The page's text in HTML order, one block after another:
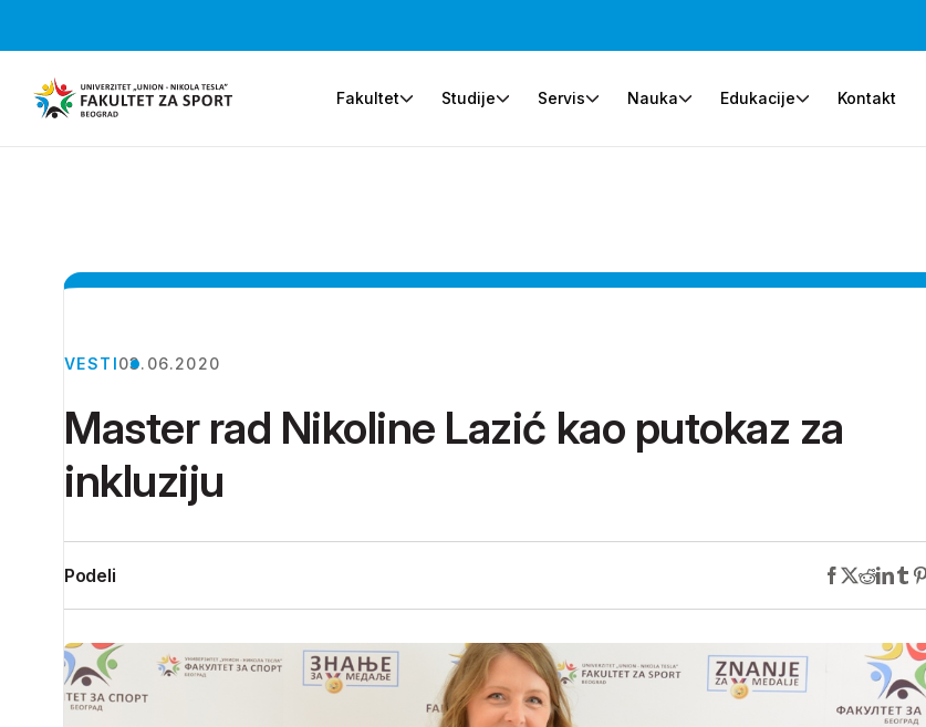
Fakultet Studije Servis Nauka Edukacije Kontakt
VESTI03.06.2020
Master rad Nikoline Lazić kao putokaz za
inkluziju
Podeli